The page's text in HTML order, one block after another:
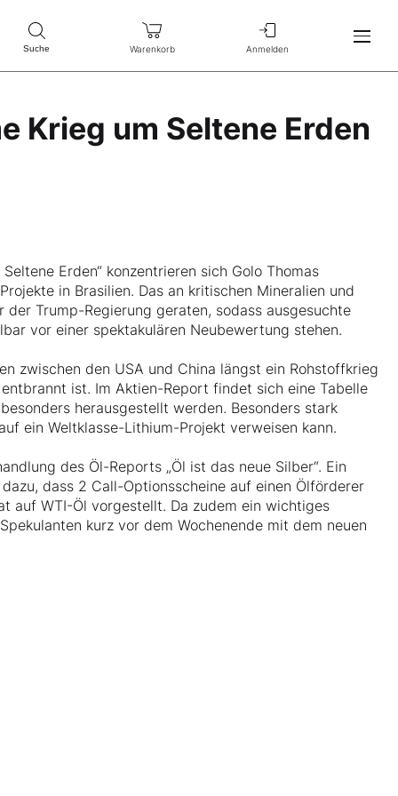
Suche Warenkorb Anmelden
Krieg um Seltene Erden
Erden“ konzentrieren sich Golo Thomas
in Brasilien. Das an kritischen Mineralien und
Trump-Regierung geraten, sodass ausgesuchte
vor einer spektakulären Neubewertung stehen.
zwischen den USA und China längst ein Rohstoffkrieg
ist. Im Aktien-Report findet sich eine Tabelle
herausgestellt werden. Besonders stark
ein Weltklasse-Lithium-Projekt verweisen kann.
des Öl-Reports „Öl ist das neue Silber“. Ein
dass 2 Call-Optionsscheine auf einen Ölförderer
auf WTI-Öl vorgestellt. Da zudem ein wichtiges
kurz vor dem Wochenende mit dem neuen